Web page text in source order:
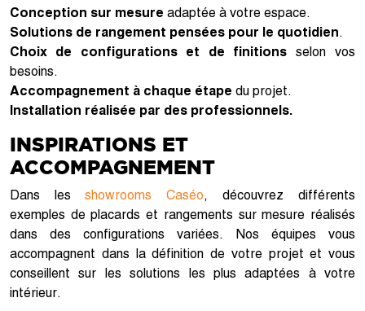
Conception sur mesure adaptée à votre espace.
Solutions de rangement pensées pour le quotidien.
Choix de configurations et de finitions selon vos
besoins.
Accompagnement à chaque étape du projet.
Installation réalisée par des professionnels.
INSPIRATIONS ET
ACCOMPAGNEMENT
Dans les showrooms Caséo, découvrez différents
exemples de placards et rangements sur mesure réalisés
dans des configurations variées. Nos équipes vous
accompagnent dans la définition de votre projet et vous
conseillent sur les solutions les plus adaptées à votre
intérieur.